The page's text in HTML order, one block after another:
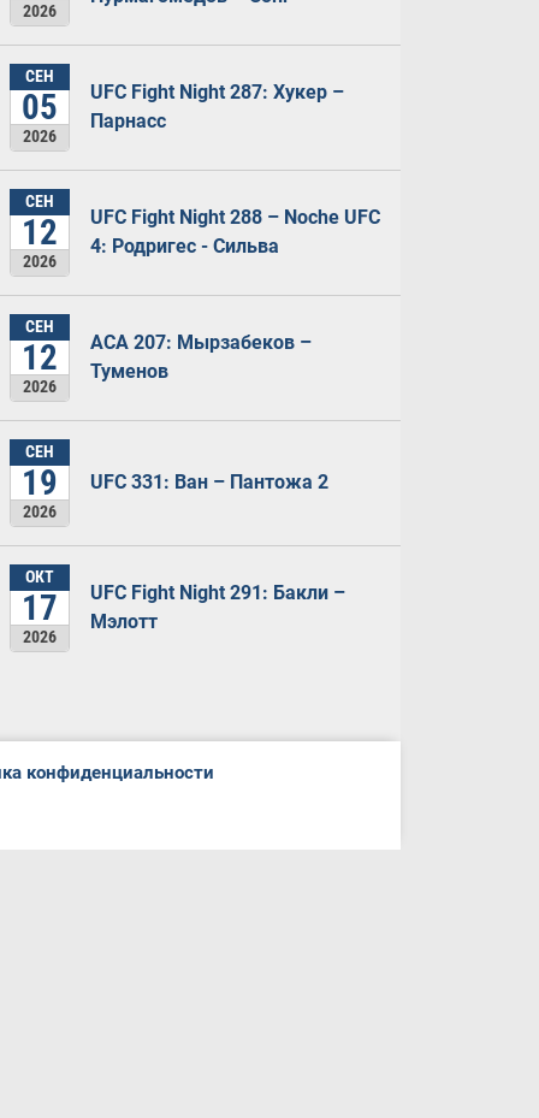
2026
СЕН
05
2026
UFC Fight Night 287: Хукер –
Парнасс
СЕН
12
2026
UFC Fight Night 288 – Noche UFC
4: Родригес - Сильва
СЕН
12
2026
ACA 207: Мырзабеков –
Туменов
СЕН
19
2026
UFC 331: Ван – Пантожа 2
ОКТ
17
2026
UFC Fight Night 291: Бакли –
Мэлотт
конфиденциальности